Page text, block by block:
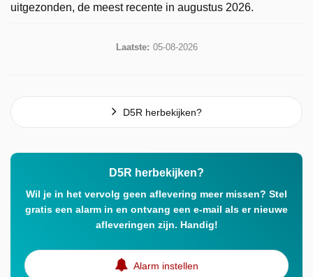
uitgezonden, de meest recente in augustus 2026.
Laatste: 05-08-2026
D5R herbekijken?
D5R herbekijken?
Wil je in het vervolg geen aflevering meer missen? Stel
gratis een alarm in en ontvang een e-mail als er nieuwe
afleveringen zijn. Handig!
Alarm instellen